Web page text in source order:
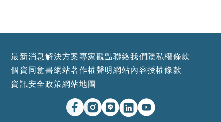
最新消息解決方案專家觀點聯絡我們隱私權條款
個資同意書網站著作權聲明網站內容授權條款
資訊安全政策網站地圖